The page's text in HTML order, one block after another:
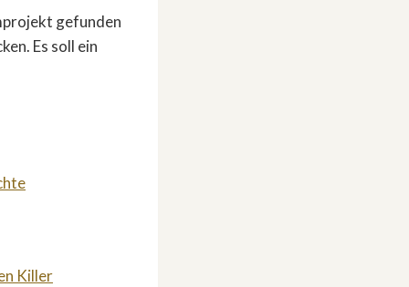
gefunden
Es soll ein
Killer